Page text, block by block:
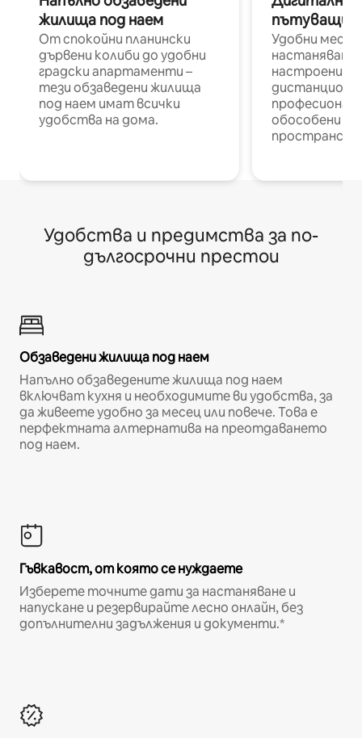
жилища под наем
От спокойни планински
дървени колиби до удобни
градски апартаменти –
тези обзаведени жилища
под наем имат всички
удобства на дома.
пътуващи
Удобни
настаняване
настроени и
обособени
Удобства и предимства за по-
дългосрочни престои
Обзаведени жилища под наем
Напълно обзаведените жилища под наем
включват кухня и необходимите ви удобства, за
да живеете удобно за месец или повече. Това е
перфектната алтернатива на преотдаването
под наем.
Гъвкавост, от която се нуждаете
Изберете точните дати за настаняване и
напускане и резервирайте лесно онлайн, без
допълнителни задължения и документи.*